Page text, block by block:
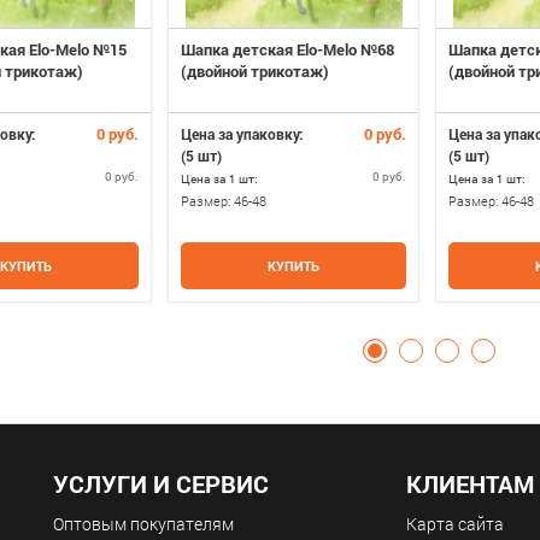
Elo-Melo №15
0 руб.
0 руб.
КУПИТЬ
Шапка детская Elo-Melo №68
(двойной трикотаж)
Цена за упаковку: 0 руб.
(5 шт)
Цена за 1 шт: 0 руб.
Размер: 46-48
КУПИТЬ
Шапка
(двойной
Цена за
(5 шт)
Цена за 1 шт:
Размер: 46-48
УСЛУГИ И СЕРВИС
Оптовым покупателям
КЛИЕНТАМ
Карта сайта